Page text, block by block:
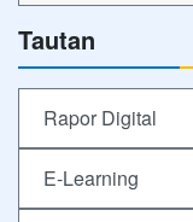
Tautan
Rapor Digital
E-Learning